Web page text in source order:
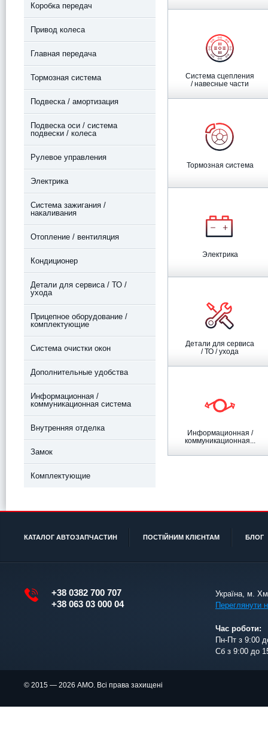
Коробка передач
Привод колеса
Главная передача
Тормозная система
Подвеска / амортизация
Подвеска оси / система
подвески / колеса
Рулевое управления
Электрика
Система зажигания /
накаливания
Отопление / вентиляция
Кондиционер
Детали для сервиса / ТО /
ухода
Прицепное оборудование /
комплектующие
Система очистки окон
Дополнительные удобства
Информационная /
коммуникационная система
Внутренняя отделка
Замок
Комплектующие
Система сцепления
/ навесные части
Тормозная система
Электрика
Детали для сервиса
/ ТО / ухода
Информационная /
коммуникационная...
КАТАЛОГ АВТОЗАПЧАСТИН ПОСТІЙНИМ КЛІЄНТАМ БЛОГ
+38 0382 700 707
+38 063 03 000 04
Україна, м.
Переглянути
Час роботи:
Пн-Пт з 9:00
Сб з 9:00 до
© 2015 — 2026 АМО. Всі права захищені